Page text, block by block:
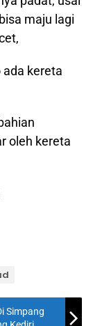
maju lagi
ada kereta
oleh kereta
Simpang